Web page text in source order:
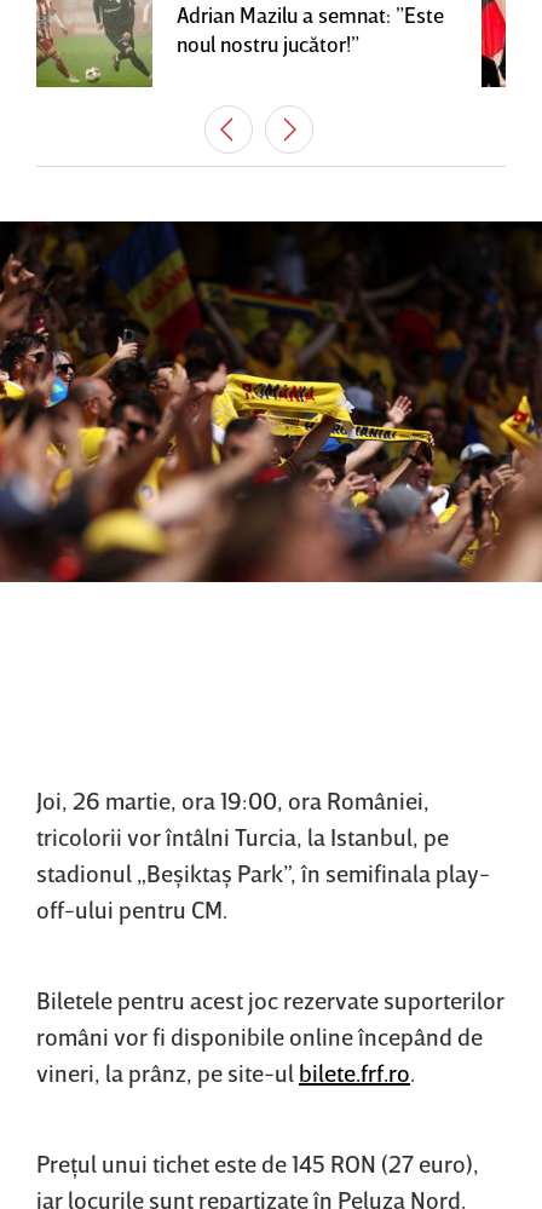
Adrian Mazilu a semnat: ”Este
noul nostru jucător!”
Joi, 26 martie, ora 19:00, ora României,
tricolorii vor întâlni Turcia, la Istanbul, pe
stadionul „Beşiktaş Park”, în semifinala play-
off-ului pentru CM.
Biletele pentru acest joc rezervate suporterilor
români vor fi disponibile online începând de
vineri, la prânz, pe site-ul bilete.frf.ro
Preţul unui tichet este de 145 RON (27 euro),
iar locurile sunt repartizate în Peluza Nord.